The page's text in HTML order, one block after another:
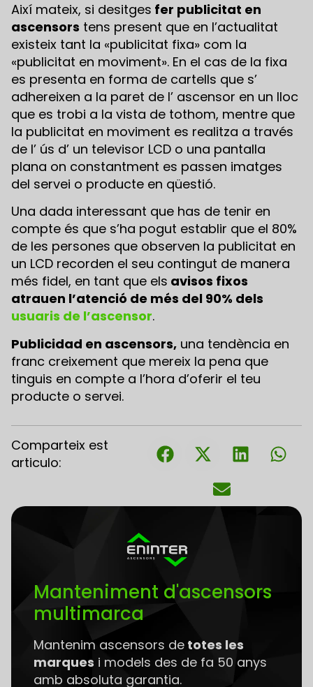
Així mateix, si desitges fer publicitat en
ascensors tens present que en l’actualitat
existeix tant la «publicitat fixa» com la
«publicitat en moviment». En el cas de la fixa
es presenta en forma de cartells que s’
adhereixen a la paret de l’ ascensor en un lloc
que es trobi a la vista de tothom, mentre que
la publicitat en moviment es realitza a través
de l’ ús d’ un televisor LCD o una pantalla
plana on constantment es passen imatges
del servei o producte en qüestió.
Una dada interessant que has de tenir en
compte és que s’ha pogut establir que el 80%
de les persones que observen la publicitat en
un LCD recorden el seu contingut de manera
més fidel, en tant que els avisos fixos
atrauen l’atenció de més del 90% dels
usuaris de l’ascensor.
Publicidad en ascensors, una tendència en
franc creixement que mereix la pena que
tinguis en compte a l’hora d’oferir el teu
producte o servei.
Comparteix est
articulo:
Manteniment d'ascensors
multimarca
Mantenim ascensors de totes les
marques i models des de fa 50 anys
amb absoluta garantia.